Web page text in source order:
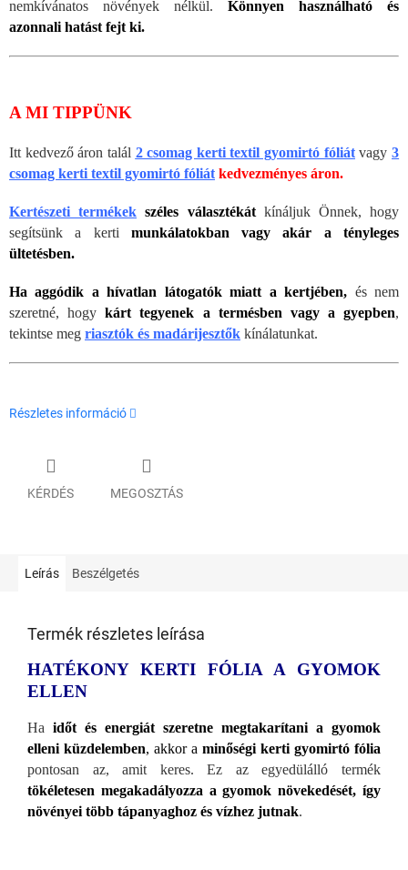
nemkívánatos növények nélkül. Könnyen használható és
azonnali hatást fejt ki.
A MI TIPPÜNK
Itt kedvezőáron talál 2 csomag kerti textil gyomirtó fóliátvagy3
csomag kerti textil gyomirtó fóliát kedvezményes áron.
Kertészeti termékek széles választékát kínáljuk Önnek, hogy
segítsünk a kerti munkálatokban vagy akár a tényleges
ültetésben.
Ha aggódik a hívatlan látogatók miatt a kertjében, és nem
szeretné, hogykárt tegyenek a termésben vagy a gyepben,
tekintse meg riasztók és madárijesztők kínálatunkat.
Részletes információ
KÉRDÉS MEGOSZTÁS
Leírás Beszélgetés
Termék részletes leírása
HATÉKONY KERTI FÓLIA A GYOMOK
ELLEN
Ha időt és energiát szeretne megtakarítani a gyomok
elleni küzdelemben, akkor a minőségi kerti gyomirtó fólia
pontosan az, amit keres. Ez az egyedülálló termék
tökéletesen megakadályozza a gyomok növekedését, így
növényei több tápanyaghoz és vízhez jutnak.